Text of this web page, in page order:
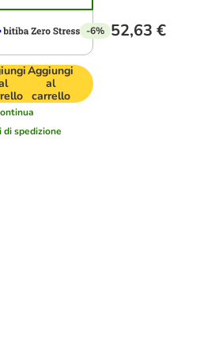
-6% 52,63 €
Aggiungi
al
carrello
di spedizione